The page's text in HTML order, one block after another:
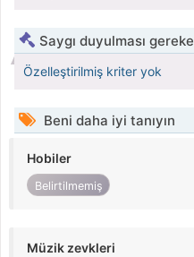
Saygı duyulması
Özelleştirilmiş kriter yok
Beni daha iyi tanıyın
Hobiler
Belirtilmemiş
Müzik zevkleri